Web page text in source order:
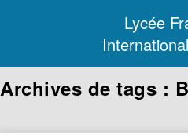
Lycée
Archives de tags :